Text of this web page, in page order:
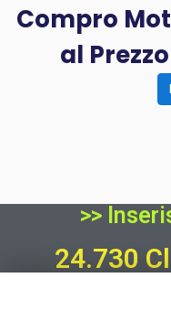
Compro
al
>>
24.730